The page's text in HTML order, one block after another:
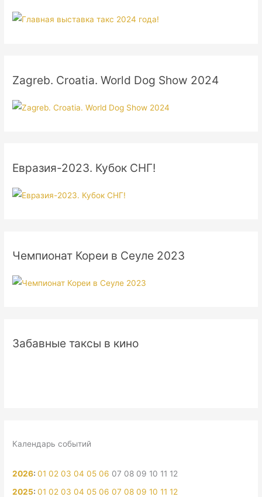
Zagreb. Croatia. World Dog Show 2024
Евразия-2023. Кубок СНГ!
Чемпионат Кореи в Сеуле 2023
Забавные таксы в кино
Календарь событий
2026:01 02 03 04 05 06 07 08 09 10 11 12
2025:01 02 03 04 05 06 07 08 09 10 11 12